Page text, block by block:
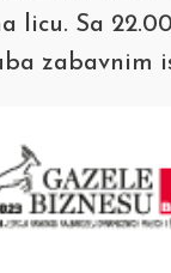
licu. Sa
zabavnim